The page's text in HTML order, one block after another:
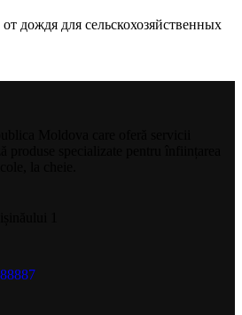
дождя для сельскохозяйственных